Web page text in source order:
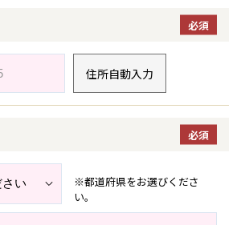
住所自動入力
※都道府県をお選びくださ
い。